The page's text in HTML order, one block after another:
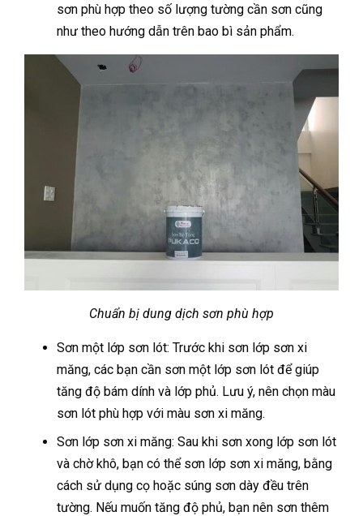
sơn phù hợp theo số lượng tường cần sơn cũng
như theo hướng dẫn trên bao bì sản phẩm.
Chuẩn bị dung dịch sơn phù hợp
Sơn một lớp sơn lót: Trước khi sơn lớp sơn xi
măng, các bạn cần sơn một lớp sơn lót để giúp
tăng độ bám dính và lớp phủ. Lưu ý, nên chọn màu
sơn lót phù hợp với màu sơn xi măng.
Sơn lớp sơn xi măng: Sau khi sơn xong lớp sơn lót
và chờ khô, bạn có thể sơn lớp sơn xi măng, bằng
cách sử dụng cọ hoặc súng sơn dày đều trên
tường. Nếu muốn tăng độ phủ, bạn nên sơn thêm